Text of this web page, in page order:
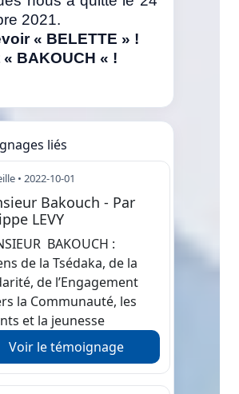
2021.
« BELETTE » !
BAKOUCH « !
liés
• 2022-10-01
Bakouch - Par
LEVY
BAKOUCH :
de la Tsédaka, de la
de l’Engagement
la Communauté, les
et la jeunesse
Voir le témoignage